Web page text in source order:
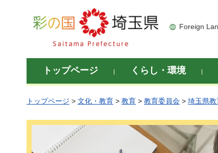
彩の国 埼玉県
Foreign
トップページ くらし・環境
トップページ > 文化・教育 > 教育 > 教育委員会 > 埼玉県